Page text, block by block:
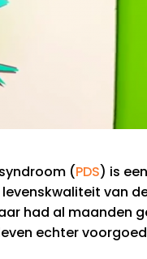
(PDS) is
van
had al maanden
echter